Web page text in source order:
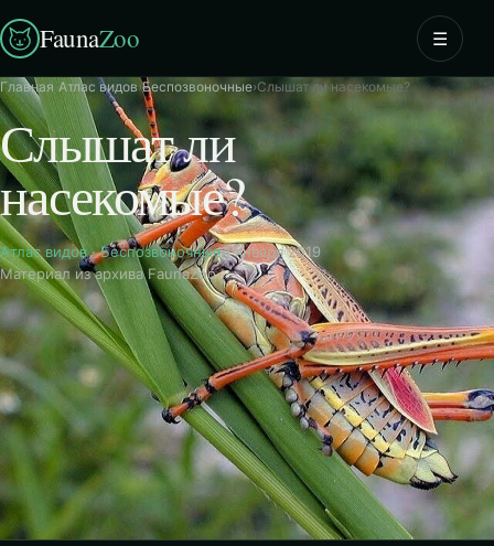
FaunaZoo ☰
Главная›Атлас видов›Беспозвоночные›Слышат ли насекомые?
Слышат ли
насекомые?
Атлас видов·Беспозвоночные4 января 2019
Материал из архива FaunaZoo